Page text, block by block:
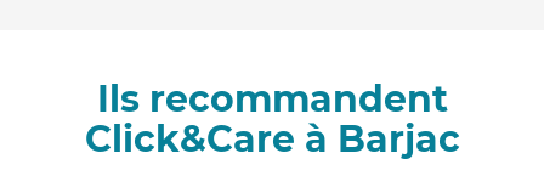
Ils recommandent
Click&Care à Barjac